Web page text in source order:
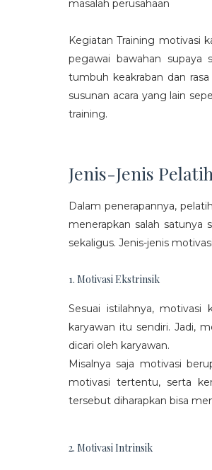
masalah perusahaan
Kegiatan Training motivasi
pegawai bawahan supaya
tumbuh keakraban dan
susunan acara yang lain
training.
Jenis-Jenis
Dalam penerapannya,
menerapkan salah satunya
sekaligus. Jenis-jenis
1. Motivasi Ekstrinsik
Sesuai istilahnya,
karyawan itu sendiri. Jadi,
dicari oleh karyawan.
Misalnya saja motivasi
motivasi tertentu, serta
tersebut diharapkan bisa
2. Motivasi Intrinsik